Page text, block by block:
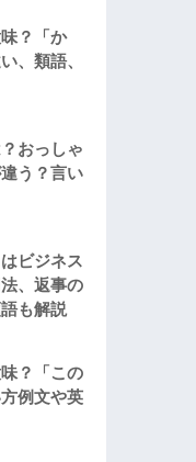
？「か
、類語、
おっしゃ
う？言い
ビジネス
、返事の
も解説
？「この
例文や英